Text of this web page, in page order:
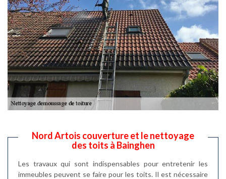
Nord Artois couverture et le nettoyage
des toits à Bainghen
Les travaux qui sont indispensables pour entretenir les
immeubles peuvent se faire pour les toits. Il est nécessaire